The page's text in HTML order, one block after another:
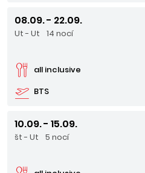
08.09. - 22.09.
Ut - Ut 14 nocí
BTS
all inclusive
10.09. - 15.09.
št - Ut 5 nocí